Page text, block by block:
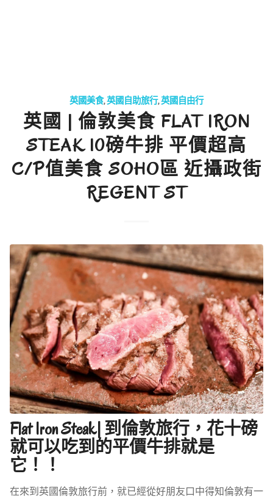
英國美食,英國自助旅行,英國自由行
英國 | 倫敦美食 FLAT IRON
STEAK 10磅牛排 平價超高
C/P值美食 SOHO區 近攝政街
REGENT ST
Flat Iron Steak| 到倫敦旅行，花十磅
就可以吃到的平價牛排就是
它！！
在來到英國倫敦旅行前，就已經從好朋友口中得知倫敦有一